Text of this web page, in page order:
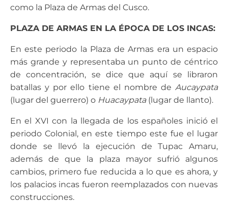
como la Plaza de Armas del Cusco.
PLAZA DE ARMAS EN LA ÉPOCA DE LOS INCAS:
En este periodo la Plaza de Armas era un espacio
más grande y representaba un punto de céntrico
de concentración, se dice que aquí se libraron
batallas y por ello tiene el nombre de Aucaypata
(lugar del guerrero) o Huacaypata(lugar de llanto).
En el XVI con la llegada de los españoles inició el
periodo Colonial, en este tiempo este fue el lugar
donde se llevó la ejecución de Tupac Amaru,
además de que la plaza mayor sufrió algunos
cambios, primero fue reducida a lo que es ahora, y
los palacios incas fueron reemplazados con nuevas
construcciones.